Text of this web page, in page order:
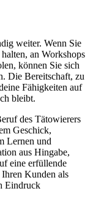
weiter. Wenn Sie
an Workshops
können Sie sich
Die Bereitschaft, zu
Fähigkeiten auf
bleibt.
des Tätowierers
Geschick,
Lernen und
aus Hingabe,
eine erfüllende
Kunden als
Eindruck